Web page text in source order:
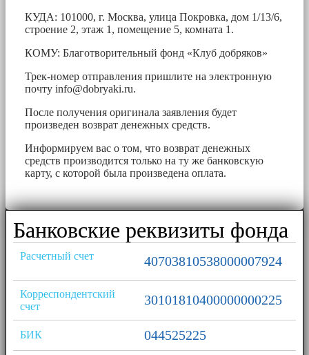
КУДА: 101000, г. Москва, улица Покровка, дом 1/13/6,
строение 2, этаж 1, помещение 5, комната 1.
КОМУ: Благотворительный фонд «Клуб добряков»
Трек-номер отправления пришлите на электронную
почту info@dobryaki.ru.
После получения оригинала заявления будет
произведен возврат денежных средств.
Информируем вас о том, что возврат денежных
средств производится только на ту же банковскую
карту, с которой была произведена оплата.
Банковские реквизиты фонда
Расчетный счет 40703810538000007924
Корреспондентский
счет
30101810400000000225
БИК 044525225